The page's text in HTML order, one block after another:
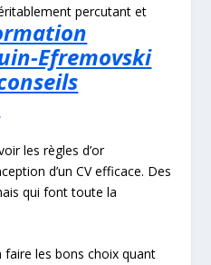
percutant et
Efremovski
les règles d’or
d’un CV efficace. Des
qui font toute la
faire les bons choix quant